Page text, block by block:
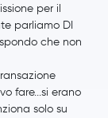
per il
parliamo DI
che non
fare...si erano
solo su